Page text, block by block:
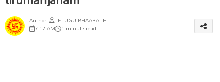
TELUGU BHAARATH
7:17 AM 1 minute read